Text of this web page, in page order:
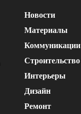
Новости
Материалы
Коммуникации
Строительство
Интерьеры
Дизайн
Ремонт